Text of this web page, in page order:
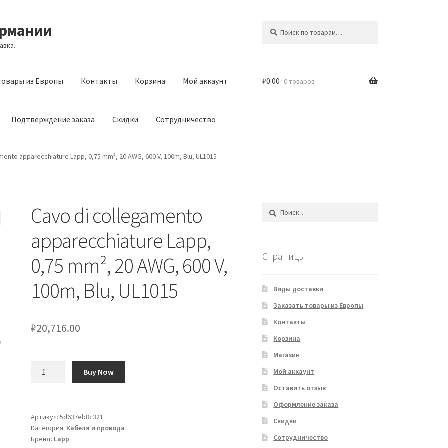
из Европы Контакты Корзина Мой аккаунт
Подтверждение заказа Скидки Сотрудничество
Контакты Корзина Мой аккаунтОставить отзыв
₽0.00 0 товаров
apparecchiature Lapp, 0,75 mm², 20 AWG, 600 V, 100m, Blu, UL1015
Cavo di collegamento
apparecchiature Lapp,
0,75 mm², 20 AWG, 600 V,
100m, Blu, UL1015
₽20,716.00
collegamento
apparecchiature
Lapp,
Buy Now
Артикул:5d637eb8c321
Категория: Кабеля и провода
Бренд: Lapp
Страницы
Виды доставки
Заказать товары из Европы
Контакты
Корзина
Магазин
Мой аккаунт
Оставить отзыв
Оформление заказа
Скидки
Сотрудничество